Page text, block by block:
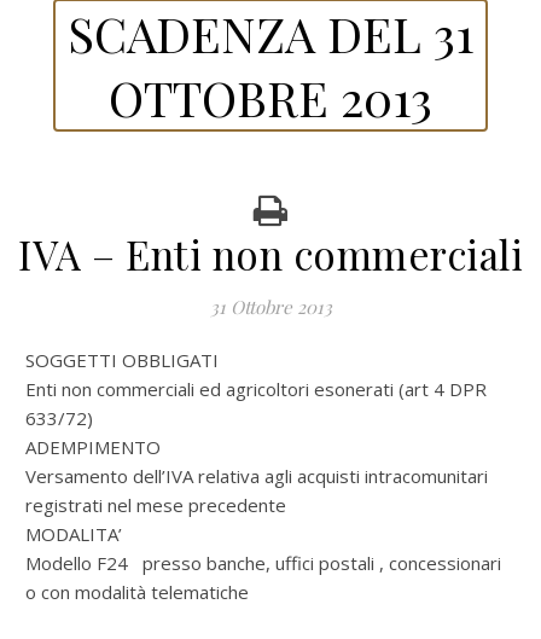
SCADENZA DEL 31
OTTOBRE 2013
IVA – Enti non commerciali
31 Ottobre 2013
SOGGETTI OBBLIGATI
Enti non commerciali ed agricoltori esonerati (art 4 DPR
633/72)
ADEMPIMENTO
Versamento dell’IVA relativa agli acquisti intracomunitari
registrati nel mese precedente
MODALITA’
Modello F24 presso banche, uffici postali , concessionari
o con modalità telematiche